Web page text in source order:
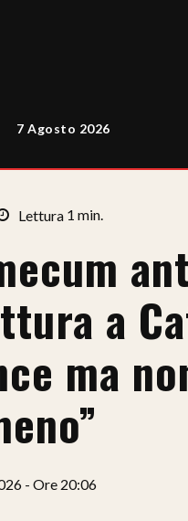
7 Agosto 2026
Lettura 1 min.
a
ma
- Ore 20:06